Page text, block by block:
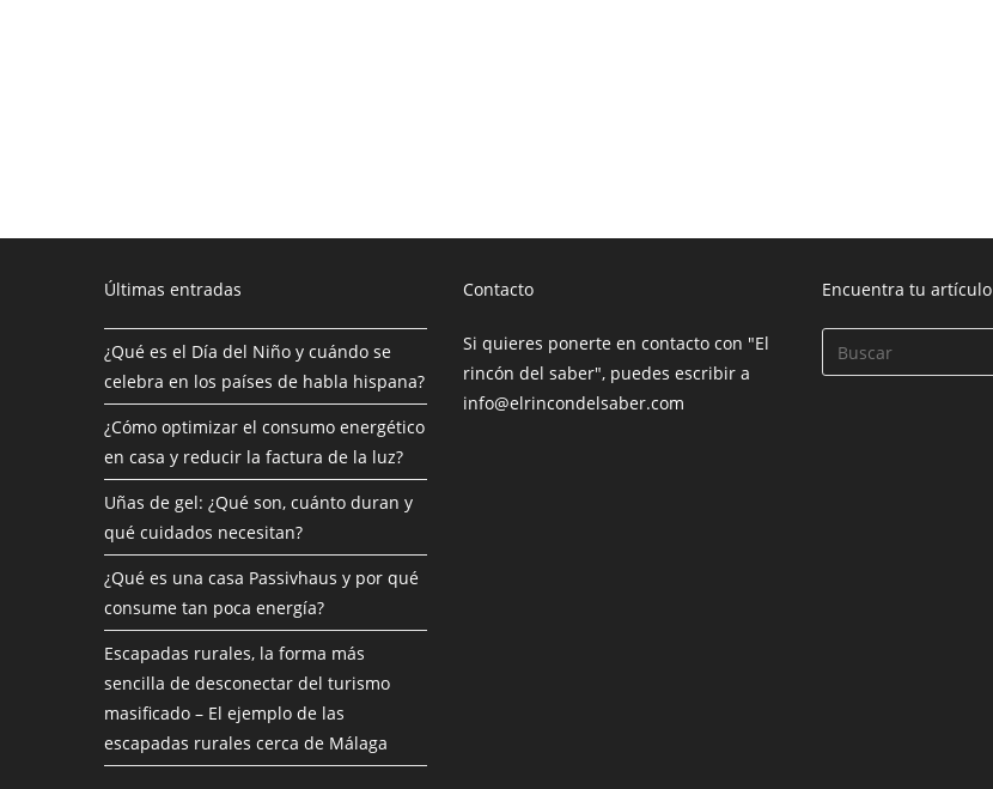
Últimas entradas
¿Qué es el Día del Niño y cuándo se
celebra en los países de habla hispana?
¿Cómo optimizar el consumo energético
en casa y reducir la factura de la luz?
Uñas de gel: ¿Qué son, cuánto duran y
qué cuidados necesitan?
¿Qué es una casa Passivhaus y por qué
consume tan poca energía?
Escapadas rurales, la forma más
sencilla de desconectar del turismo
masificado – El ejemplo de las
escapadas rurales cerca de Málaga
Contacto
Si quieres ponerte en contacto con "El
rincón del saber", puedes escribir a
info@elrincondelsaber.com
Encuentra tu artículo